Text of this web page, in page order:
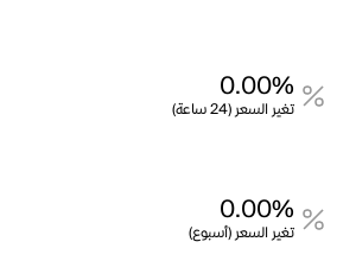
0.00%
تغير السعر (24 ساعة)
0.00%
تغير السعر (أسبوع)